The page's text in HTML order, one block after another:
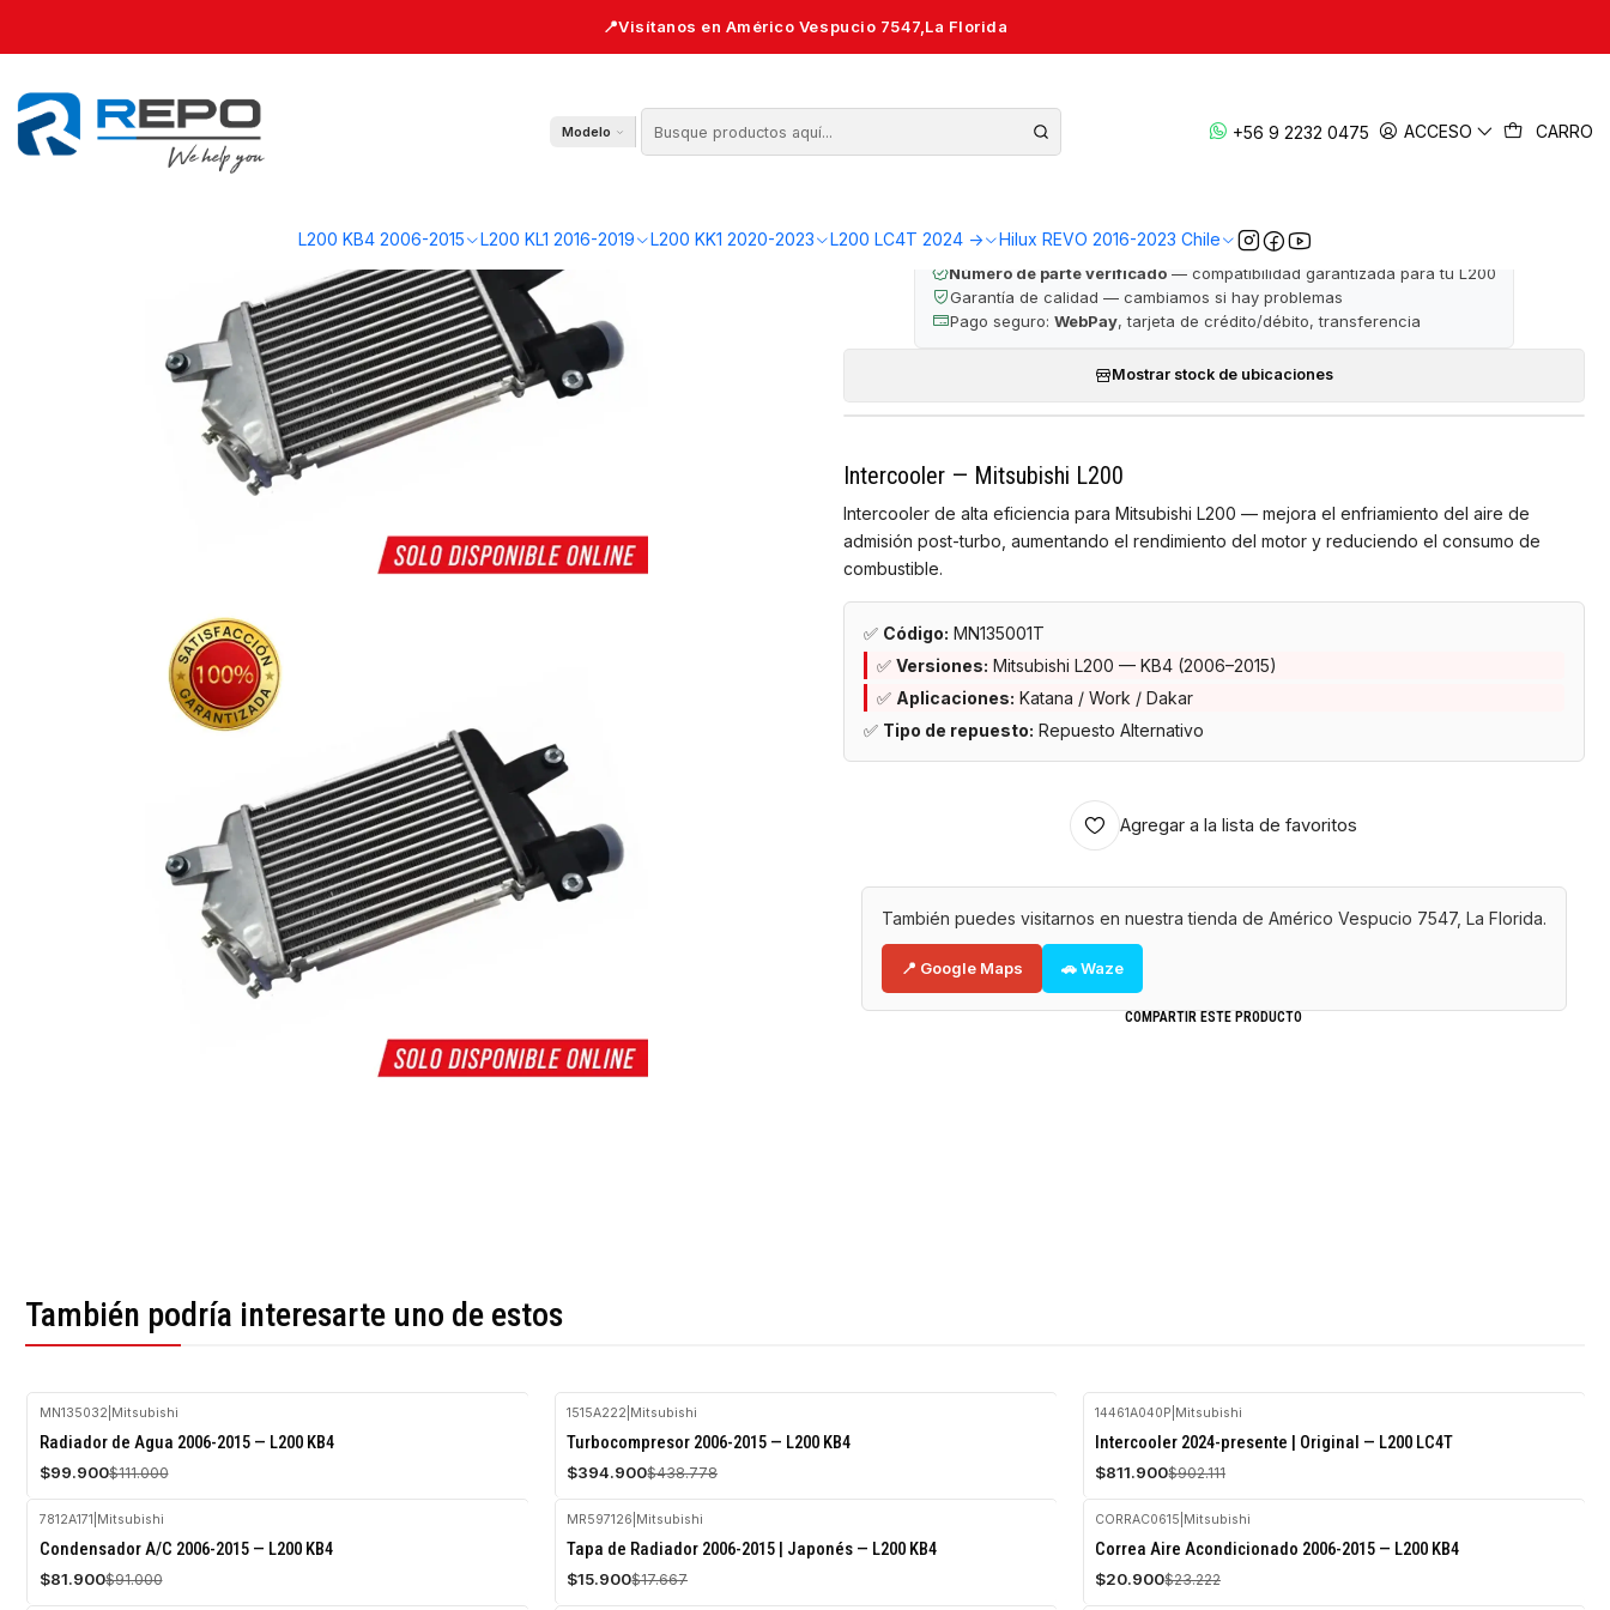
Modelo +56 9 2232 0475 ACCESO CARRO
L200 KB4 2006-2015 L200 KL1 2016-2019 L200 KK1 2020-2023 L200 LC4T 2024 -> Hilux REVO 2016-2023 Chile
Intercooler 2006-2015 — L200 KB4
Número de parte verificado— compatibilidad garantizada para tu L200
Garantía de calidad — cambiamos si hay problemas
Pago seguro: WebPay, tarjeta de crédito/débito, transferencia
Mostrar stock de ubicaciones
Intercooler — Mitsubishi L200
Intercooler de alta eficiencia para Mitsubishi L200 — mejora el enfriamiento del aire de
admisión post-turbo, aumentando el rendimiento del motor y reduciendo el consumo de
combustible.
✅ Código: MN135001T
✅ Versiones: Mitsubishi L200 — KB4 (2006–2015)
✅ Aplicaciones: Katana / Work / Dakar
✅ Tipo de repuesto: Repuesto Alternativo
Agregar a la lista de favoritos
También puedes visitarnos en nuestra tienda de Américo Vespucio 7547, La Florida.
📍 Google Maps 🚗 Waze
COMPARTIR ESTE PRODUCTO
También podría interesarte uno de estos
-10%
OFF
Agotado
MN135032 Mitsubishi
Radiador de Agua 2006-2015 — L200 KB4
$99.900$111.000
-10%
OFF
Agotado
1515A222 Mitsubishi
Turbocompresor 2006-2015 — L200 KB4
$394.900$438.778
-10%
OFF
14461A040P Mitsubishi
Intercooler 2024-presente | Original — L200 LC4T
$811.900$902.111
-10%
OFF
Agotado
7812A171 Mitsubishi
Condensador A/C 2006-2015 — L200 KB4
$81.900$91.000
-10%
OFF
MR597126 Mitsubishi
Tapa de Radiador 2006-2015 | Japonés — L200 KB4
$15.900$17.667
-10%
OFF
Agotado
CORRAC0615 Mitsubishi
Correa Aire Acondicionado 2006-2015 — L200 KB4
$20.900$23.222